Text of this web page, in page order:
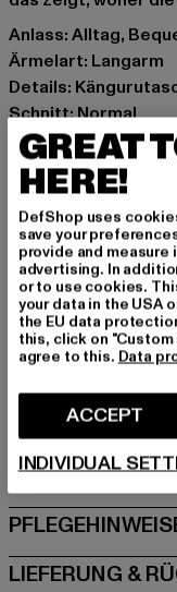
Anlass: Alltag,
Ärmelart: Langarm
Details:
Schnitt: Normal
Marke: Mister Tee
Kat.: Sweat &
Farbe: weiß
Hersteller Farbe:
Polyester
Art.Nr: MT3921-
Hersteller: TB
DE
GRÖSSE &
LIEFERUNG &
GREAT
HERE!
DefShop uses
save your
provide and
advertising. In
or to use cookies.
your data in the USA
the EU data
this, click on
agree to this. Data
ACCEPT
INDIVIDUAL